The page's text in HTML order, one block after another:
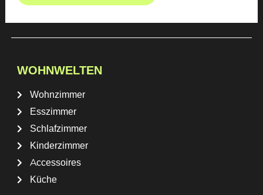
WOHNWELTEN
Wohnzimmer
Esszimmer
Schlafzimmer
Kinderzimmer
Accessoires
Küche